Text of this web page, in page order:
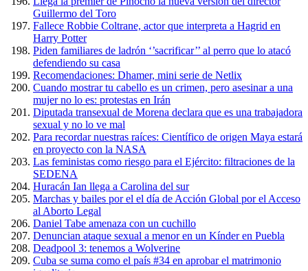
Guillermo del Toro
Fallece Robbie Coltrane, actor que interpreta a Hagrid en
Harry Potter
Piden familiares de ladrón ‘’sacrificar’’ al perro que lo atacó
defendiendo su casa
Recomendaciones: Dhamer, mini serie de Netlix
Cuando mostrar tu cabello es un crimen, pero asesinar a una
mujer no lo es: protestas en Irán
Diputada transexual de Morena declara que es una trabajadora
sexual y no lo ve mal
Para recordar nuestras raíces: Científico de origen Maya estará
en proyecto con la NASA
Las feministas como riesgo para el Ejército: filtraciones de la
SEDENA
Huracán Ian llega a Carolina del sur
Marchas y bailes por el el día de Acción Global por el Acceso
al Aborto Legal
Daniel Tabe amenaza con un cuchillo
Denuncian ataque sexual a menor en un Kínder en Puebla
Deadpool 3: tenemos a Wolverine
Cuba se suma como el país #34 en aprobar el matrimonio